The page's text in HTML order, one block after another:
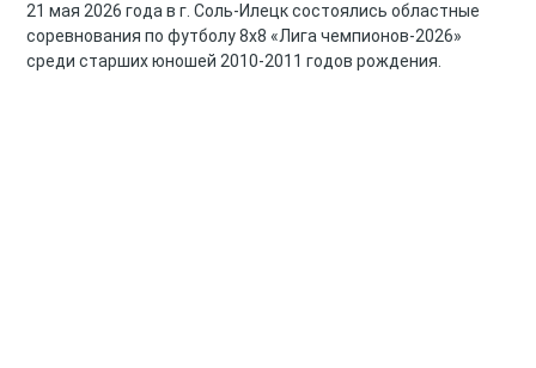
21 мая 2026 года в г. Соль-Илецк состоялись областные
соревнования по футболу 8х8 «Лига чемпионов-2026»
среди старших юношей 2010-2011 годов рождения.